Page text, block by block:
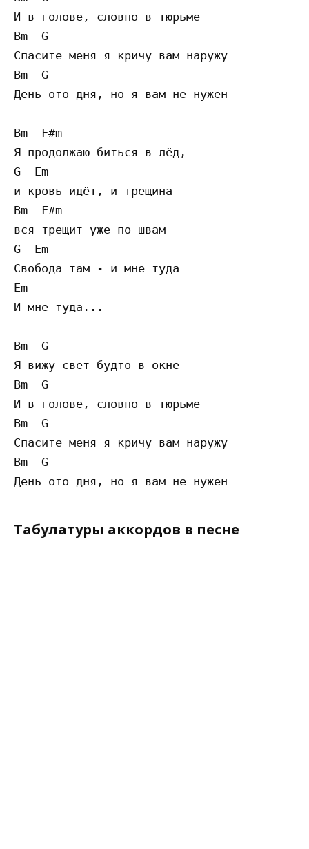
И в голове, словно в тюрьме
Bm  G
Спасите меня я кричу вам наружу
Bm  G
День ото дня, но я вам не нужен
Bm  F#m
Я продолжаю биться в лёд,
G  Em
и кровь идёт, и трещина
Bm  F#m
вся трещит уже по швам
G  Em
Свобода там - и мне туда
Em
И мне туда...
Bm  G
Я вижу свет будто в окне
Bm  G
И в голове, словно в тюрьме
Bm  G
Спасите меня я кричу вам наружу
Bm  G
Табулатуры аккордов в песне